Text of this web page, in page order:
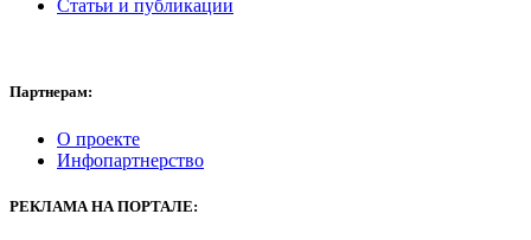
Статьи и публикации
Партнерам:
О проекте
Инфопартнерство
РЕКЛАМА НА ПОРТАЛЕ: